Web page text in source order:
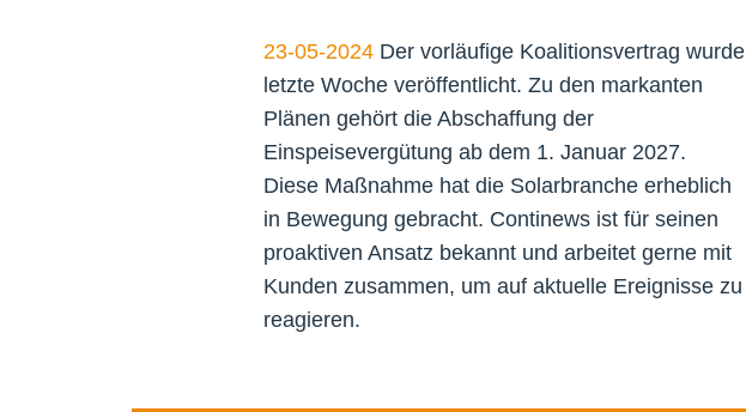
23-05-2024 Der vorläufige Koalitionsvertrag wurde
letzte Woche veröffentlicht. Zu den markanten
Plänen gehört die Abschaffung der
Einspeisevergütung ab dem 1. Januar 2027.
Diese Maßnahme hat die Solarbranche erheblich
in Bewegung gebracht. Continews ist für seinen
proaktiven Ansatz bekannt und arbeitet gerne mit
Kunden zusammen, um auf aktuelle Ereignisse zu
reagieren.